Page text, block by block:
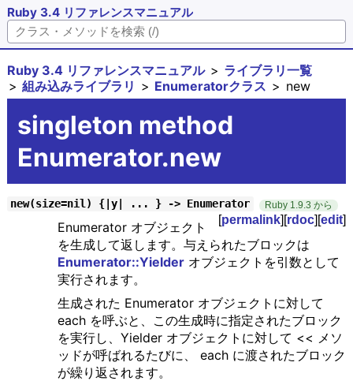
Ruby 3.4 リファレンスマニュアル
Ruby 3.4 リファレンスマニュアル
ライブラリ一覧
組み込みライブラリ
Enumeratorクラス new
singleton method
Enumerator.new
new(size=nil) {|y| ... } -> Enumerator Ruby 1.9.3 から
[permalink][rdoc][edit]
Enumerator オブジェクト
を生成して返します。与えられたブロックは
Enumerator::Yielderオブジェクトを引数として
実行されます。
生成された Enumerator オブジェクトに対して
each を呼ぶと、この生成時に指定されたブロック
を実行し、Yielder オブジェクトに対して << メソ
ッドが呼ばれるたびに、 each に渡されたブロック
が繰り返されます。